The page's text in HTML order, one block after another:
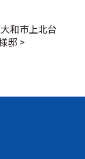
和市上北台
邸 >